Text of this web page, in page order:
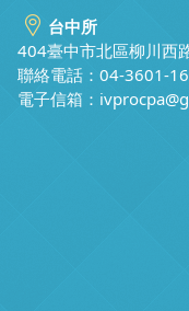
台中所
404臺中市北區柳川西
聯絡電話：04-3601-
電子信箱：